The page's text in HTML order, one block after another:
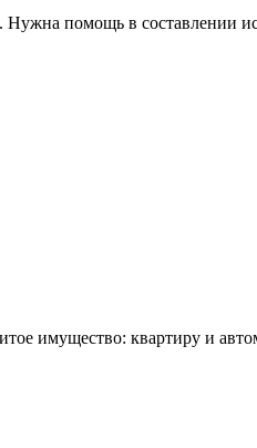
помощь в составлении
имущество: квартиру и